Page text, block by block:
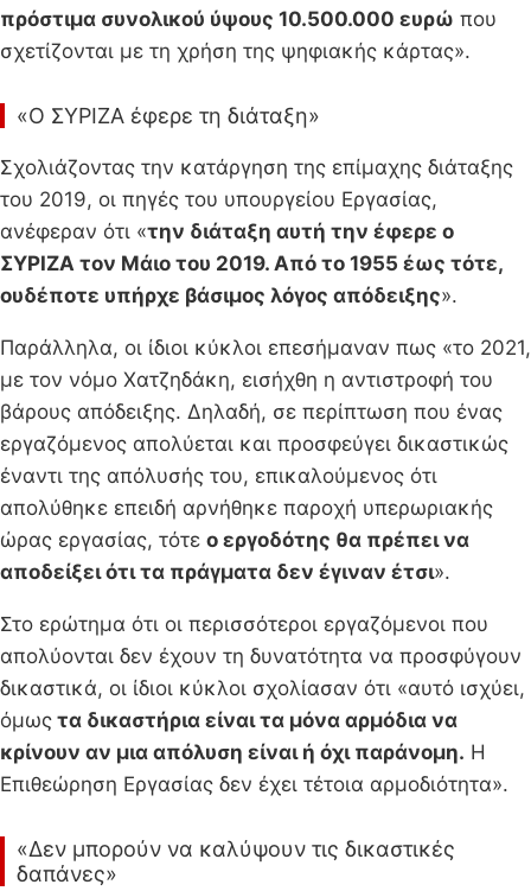
πρόστιμα συνολικού ύψους 10.500.000 ευρώ που
σχετίζονται με τη χρήση της ψηφιακής κάρτας».
«Ο ΣΥΡΙΖΑ έφερε τη διάταξη»
Σχολιάζοντας την κατάργηση της επίμαχης διάταξης
του 2019, οι πηγές του υπουργείου Εργασίας,
ανέφεραν ότι «την διάταξη αυτή την έφερε ο
ΣΥΡΙΖΑ τον Μάιο του 2019. Από το 1955 έως τότε,
ουδέποτε υπήρχε βάσιμος λόγος απόδειξης».
Παράλληλα, οι ίδιοι κύκλοι επεσήμαναν πως «το 2021,
με τον νόμο Χατζηδάκη, εισήχθη η αντιστροφή του
βάρους απόδειξης. Δηλαδή, σε περίπτωση που ένας
εργαζόμενος απολύεται και προσφεύγει δικαστικώς
έναντι της απόλυσής του, επικαλούμενος ότι
απολύθηκε επειδή αρνήθηκε παροχή υπερωριακής
ώρας εργασίας, τότε ο εργοδότης θα πρέπει να
αποδείξει ότι τα πράγματα δεν έγιναν έτσι».
Στο ερώτημα ότι οι περισσότεροι εργαζόμενοι που
απολύονται δεν έχουν τη δυνατότητα να προσφύγουν
δικαστικά, οι ίδιοι κύκλοι σχολίασαν ότι «αυτό ισχύει,
όμως τα δικαστήρια είναι τα μόνα αρμόδια να
κρίνουν αν μια απόλυση είναι ή όχι παράνομη. Η
Επιθεώρηση Εργασίας δεν έχει τέτοια αρμοδιότητα».
«Δεν μπορούν να καλύψουν τις δικαστικές
δαπάνες»